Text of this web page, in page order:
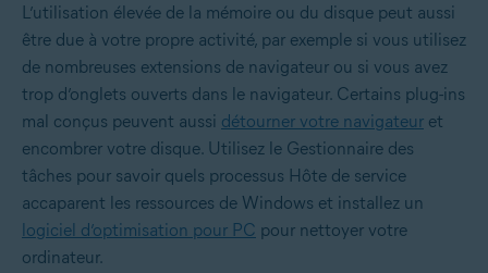
L’utilisation élevée de la mémoire ou du disque peut aussi
être due à votre propre activité, par exemple si vous utilisez
de nombreuses extensions de navigateur ou si vous avez
trop d’onglets ouverts dans le navigateur. Certains plug-ins
mal conçus peuvent aussi détourner votre navigateur et
encombrer votre disque. Utilisez le Gestionnaire des
tâches pour savoir quels processus Hôte de service
accaparent les ressources de Windows et installez un
logiciel d’optimisation pour PC pour nettoyer votre
ordinateur.